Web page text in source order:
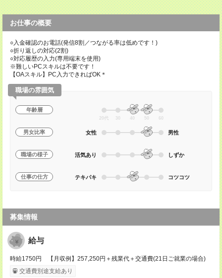
お仕事の概要
○入金確認のお電話(発信8割／つながる率は低めです！)
○折り返しの対応(2割)
○対応履歴の入力(専用端末を使用)
※難しいPCスキルは不要です！
【OAスキル】PC入力できればOK＊
職場の雰囲気
年齢層
20代 30 40 50 60
男女比率 女性 男性
職場の様子 活気あり しずか
仕事の仕方 テキパキ コツコツ
募集情報
給与
時給1750円 【月収例】257,250円＋残業代＋交通費(21日ご就業の場合)
交通費別途支給あり